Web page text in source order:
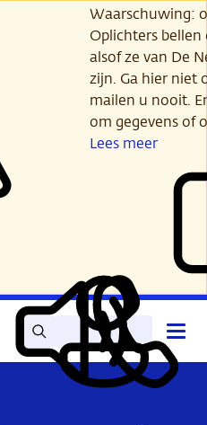
Waarschuwing:
Oplichters
alsof ze van De
zijn. Ga hier niet
mailen u nooit.
om gegevens of
Lees meer
Zoek Lees
voor
Mijn
DNB
Contact